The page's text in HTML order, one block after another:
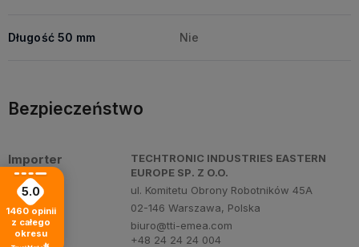
Długość 50 mm Nie
Bezpieczeństwo
Importer
TECHTRONIC INDUSTRIES EASTERN
EUROPE SP. Z O.O.
ul. Komitetu Obrony Robotników 45A
02-146 Warszawa, Polska
biuro@tti-emea.com
+48 24 24 24 004
5.0
1460 opinii
z całego
okresu